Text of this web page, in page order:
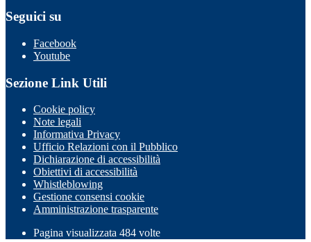
Seguici su
Facebook
Youtube
Sezione Link Utili
Cookie policy
Note legali
Informativa Privacy
Ufficio Relazioni con il Pubblico
Dichiarazione di accessibilità
Obiettivi di accessibilità
Whistleblowing
Gestione consensi cookie
Amministrazione trasparente
Pagina visualizzata 484 volte